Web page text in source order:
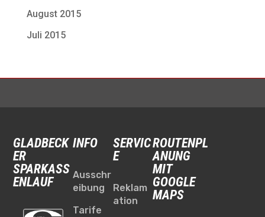
August 2015
Juli 2015
GLADBECK
ER
SPARKASS
ENLAUF
INFO
Ausschr
eibung
Tarife
SERVIC
E
Reklam
ation
ROUTENPL
ANUNG
MIT
GOOGLE
MAPS